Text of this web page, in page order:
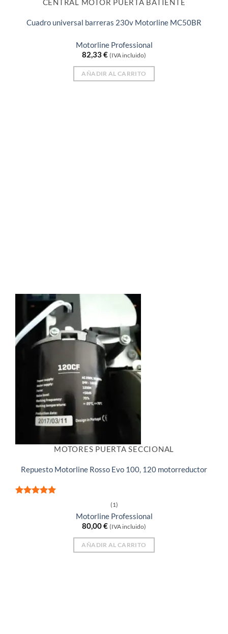
Cuadro universal barreras 230v Motorline MC50BR
Motorline Professional
82,33€ (IVA incluido)
AÑADIR AL CARRITO
MOTORES PUERTA SECCIONAL
Repuesto Motorline Rosso Evo 100, 120 motorreductor
(1)
Motorline Professional
80,00€ (IVA incluido)
AÑADIR AL CARRITO